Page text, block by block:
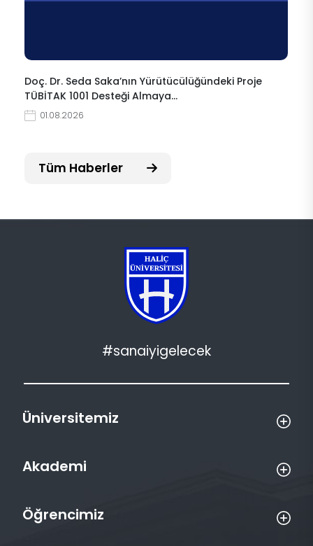
Doç. Dr. Seda Saka’nın Yürütücülüğündeki Proje
TÜBİTAK 1001 Desteği Almaya…
01.08.2026
Tüm Haberler
#sanaiyigelecek
Üniversitemiz
Akademi
Öğrencimiz